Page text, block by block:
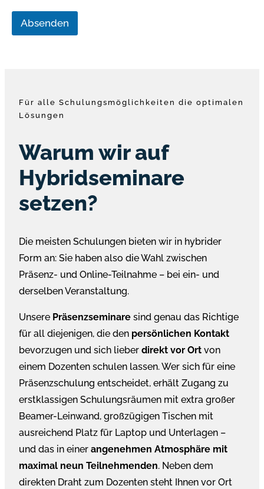
Absenden
Für alle Schulungsmöglichkeiten die optimalen
Lösungen
Warum wir auf
Hybridseminare
setzen?
Die meisten Schulungen bieten wir in hybrider
Form an: Sie haben also die Wahl zwischen
Präsenz- und Online-Teilnahme – bei ein- und
derselben Veranstaltung.
Unsere Präsenzseminare sind genau das Richtige
für all diejenigen, die den persönlichen Kontakt
bevorzugen und sich lieberdirekt vor Ortvon
einem Dozenten schulen lassen. Wer sich für eine
Präsenzschulung entscheidet, erhält Zugang zu
erstklassigen Schulungsräumen mit extra großer
Beamer-Leinwand, großzügigen Tischen mit
ausreichend Platz für Laptop und Unterlagen –
und das in einerangenehmen Atmosphäre mit
maximal neun Teilnehmenden. Neben dem
direkten Draht zum Dozenten steht Ihnen vor Ort